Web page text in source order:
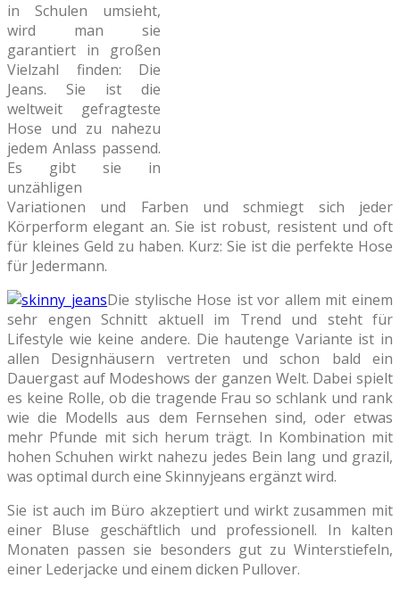
in Schulen umsieht,
wird man sie
garantiert in großen
Vielzahl finden: Die
Jeans. Sie ist die
weltweit gefragteste
Hose und zu nahezu
jedem Anlass passend.
Es gibt sie in
unzähligen
Variationen und Farben und schmiegt sich jeder
Körperform elegant an. Sie ist robust, resistent und oft
für kleines Geld zu haben. Kurz: Sie ist die perfekte Hose
für Jedermann.
Die stylische Hose ist vor allem mit einem
sehr engen Schnitt aktuell im Trend und steht für
Lifestyle wie keine andere. Die hautenge Variante ist in
allen Designhäusern vertreten und schon bald ein
Dauergast auf Modeshows der ganzen Welt. Dabei spielt
es keine Rolle, ob die tragende Frau so schlank und rank
wie die Modells aus dem Fernsehen sind, oder etwas
mehr Pfunde mit sich herum trägt. In Kombination mit
hohen Schuhen wirkt nahezu jedes Bein lang und grazil,
was optimal durch eine Skinnyjeans ergänzt wird.
Sie ist auch im Büro akzeptiert und wirkt zusammen mit
einer Bluse geschäftlich und professionell. In kalten
Monaten passen sie besonders gut zu Winterstiefeln,
einer Lederjacke und einem dicken Pullover.